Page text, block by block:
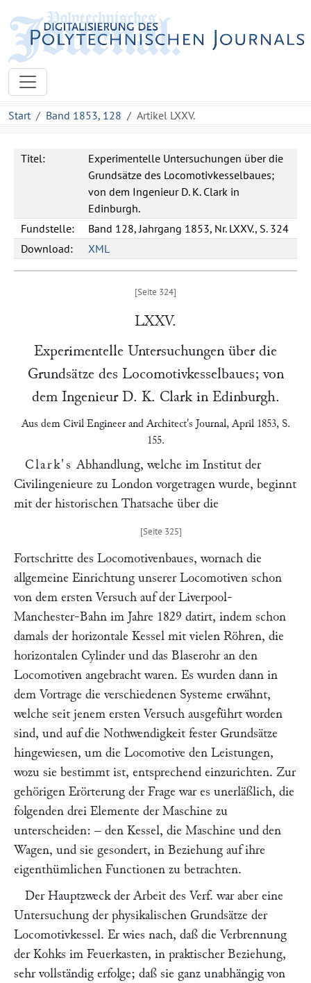
Start Band 1853, 128 Artikel LXXV.
Titel:
Experimentelle Untersuchungen über die
Grundsätze des Locomotivkesselbaues;
von dem Ingenieur D. K. Clark in
Edinburgh.
Fundstelle:
Band 128, Jahrgang 1853, Nr. LXXV., S. 324
Download:
XML
LXXV.
Experimentelle Untersuchungen über die
Grundsätze des Locomotivkesselbaues; von
dem Ingenieur D. K. Clarkin Edinburgh.
Aus dem Civil Engineer and Architect's Journal, April 1853, S.
155.
Clark's Abhandlung, welche im Institut der
Civilingenieure zu London vorgetragen wurde, beginnt
mit der historischen Thatsache über die
Fortschritte des Locomotivenbaues, wornach die
allgemeine Einrichtung unserer Locomotiven schon
von dem ersten Versuch auf der Liverpool-
Manchester-Bahn im Jahre 1829 datirt, indem schon
damals der horizontale Kessel mit vielen Röhren, die
horizontalen Cylinder und das Blaserohr an den
Locomotiven angebracht waren. Es wurden dann in
dem Vortrage die verschiedenen Systeme erwähnt,
welche seit jenem ersten Versuch ausgeführt worden
sind, und auf die Nothwendigkeit fester Grundsätze
hingewiesen, um die Locomotive den Leistungen,
wozu sie bestimmt ist, entsprechend einzurichten. Zur
gehörigen Erörterung der Frage war es unerläßlich, die
folgenden drei Elemente der Maschine zu
unterscheiden: – den Kessel, die Maschine und den
Wagen, und sie gesondert, in Beziehung auf ihre
eigenthümlichen Functionen zu betrachten.
Der Hauptzweck der Arbeit des Verf. war aber eine
Untersuchung der physikalischen Grundsätze der
Locomotivkessel. Er wies nach, daß die Verbrennung
der Kohks im Feuerkasten, in praktischer Beziehung,
sehr vollständig erfolge; daß sie ganz unabhängig von